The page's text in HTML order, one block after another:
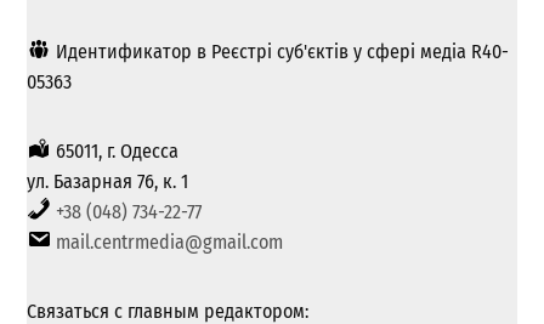
Идентификатор в Реєстрі суб'єктів у сфері медіа R40-
05363
65011, г. Одесса
ул. Базарная 76, к. 1
+38 (048) 734-22-77
mail.centrmedia@gmail.com
Связаться с главным редактором: